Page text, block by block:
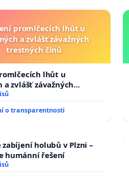
promlčecích lhůt u
a zvlášť závažných
trestných činů
lhůt u
a zvlášť závažných
o transparentnosti
zabíjení holubů v Plzni –
humánní řešení